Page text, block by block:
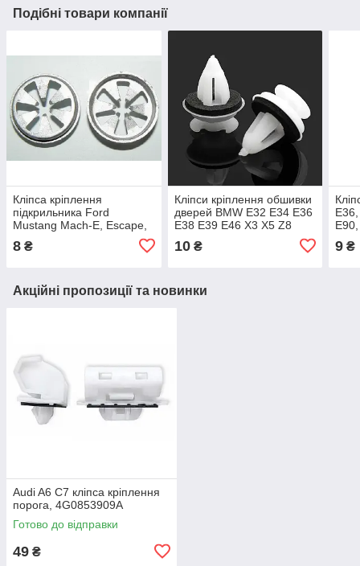
Подібні товари компанії
Кліпса кріплення
підкрильника Ford
Mustang Mach-E, Escape,
Fusion, Foсus,
8 ₴
Кліпси кріплення обшивки
дверей BMW Е32 Е34 Е36
Е38 E39 E46 Х3 X5 Z8
10₴ 9 ₴
Акційні пропозиції та новинки
Audi A6 C7 кліпса кріплення
порога, 4G0853909A
Готово до відправки
49 ₴